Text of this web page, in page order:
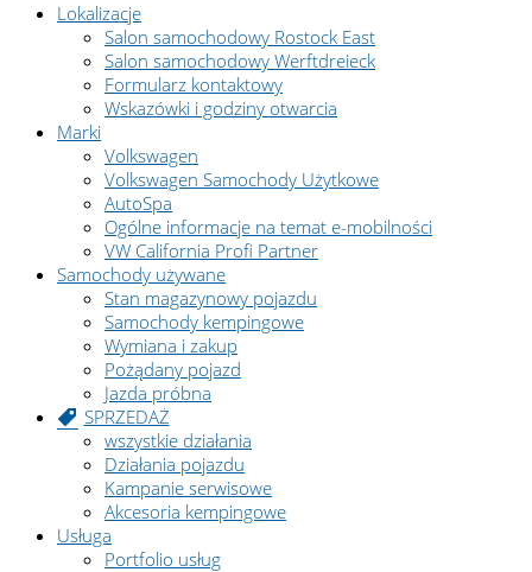
Lokalizacje
Salon samochodowy Rostock East
Salon samochodowy Werftdreieck
Formularz kontaktowy
Wskazówki i godziny otwarcia
Marki
Volkswagen
Volkswagen Samochody Użytkowe
AutoSpa
Ogólne informacje na temat e-mobilności
VW California Profi Partner
Samochody używane
Stan magazynowy pojazdu
Samochody kempingowe
Wymiana i zakup
Pożądany pojazd
Jazda próbna
SPRZEDAŻ
wszystkie działania
Działania pojazdu
Kampanie serwisowe
Akcesoria kempingowe
Usługa
Portfolio usług